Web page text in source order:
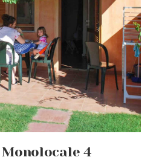
Monolocale 4